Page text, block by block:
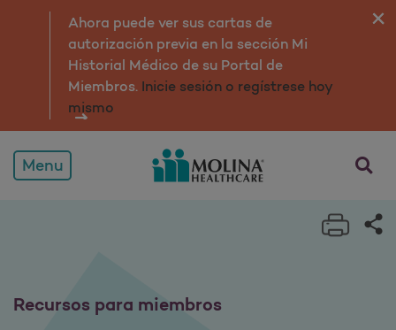
Recursos para afiliados
Ahora puede ver sus cartas de
autorización previa en la sección Mi
Historial Médico de su Portal de
Miembros. Inicie sesión o regístrese hoy
mismo
Menu
Print
Recursos para miembros